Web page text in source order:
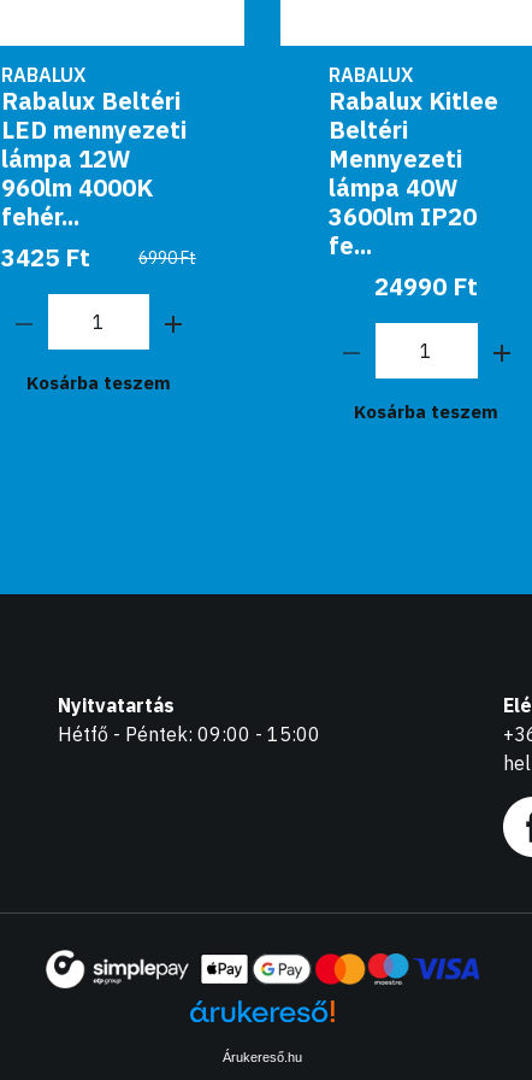
RABALUX
Rabalux Kitlee
Beltéri
Mennyezeti
lámpa 40W
3600lm IP20
fe...
24990 Ft
RABALUX
Rabalux Beltéri
LED mennyezeti
lámpa 41W
3046lm 3000-
6500K...
27250
32990 Ft
Kosárba teszem
Nyitvatartás
Hétfő - Péntek: 09:00 - 15:00
Árukereső.hu